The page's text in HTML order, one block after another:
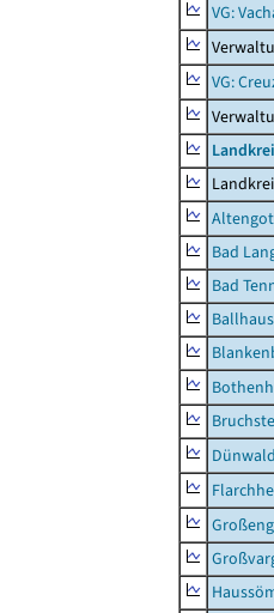
VG:
VG:
Bad
Bad